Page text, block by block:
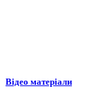
Відео матеріали